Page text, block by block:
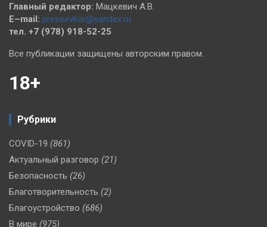
Главный редактор: Мацкевич А.В.
E–mail: pressevkor@yandex.ru
тел. +7 (978) 918-52-25
Все публикации защищены авторским правом.
18+
Рубрики
COVID-19 (861)
Актуальный разговор (21)
Безопасность (26)
Благотворительность (2)
Благоустройство (686)
В мире (975)